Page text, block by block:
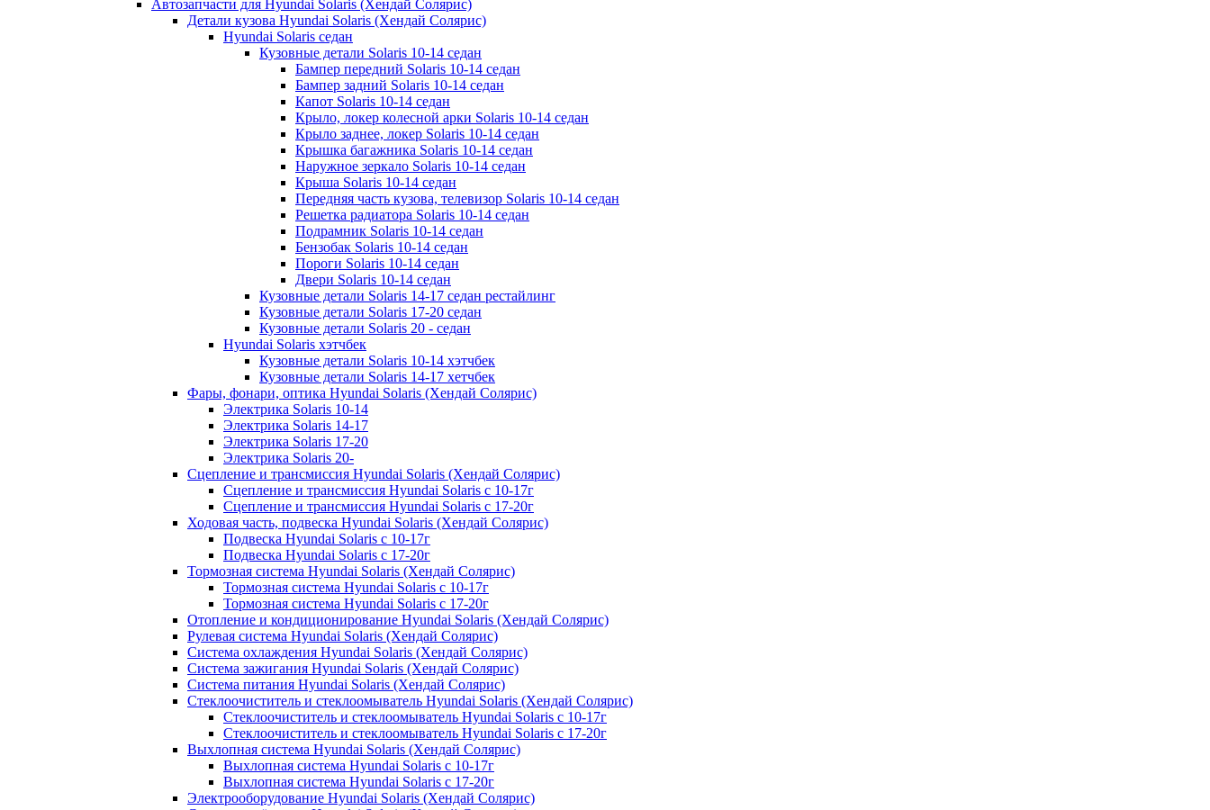
Автозапчасти для Hyundai Solaris (Хендай Солярис)
Детали кузова Hyundai Solaris (Хендай Солярис)
Hyundai Solaris седан
Кузовные детали Solaris 10-14 седан
Бампер передний Solaris 10-14 седан
Бампер задний Solaris 10-14 седан
Капот Solaris 10-14 седан
Крыло, локер колесной арки Solaris 10-14 седан
Крыло заднее, локер Solaris 10-14 седан
Крышка багажника Solaris 10-14 седан
Наружное зеркало Solaris 10-14 седан
Крыша Solaris 10-14 седан
Передняя часть кузова, телевизор Solaris 10-14 седан
Решетка радиатора Solaris 10-14 седан
Подрамник Solaris 10-14 седан
Бензобак Solaris 10-14 седан
Пороги Solaris 10-14 седан
Двери Solaris 10-14 седан
Кузовные детали Solaris 14-17 седан рестайлинг
Кузовные детали Solaris 17-20 седан
Кузовные детали Solaris 20 - седан
Hyundai Solaris хэтчбек
Кузовные детали Solaris 10-14 хэтчбек
Кузовные детали Solaris 14-17 хетчбек
Фары, фонари, оптика Hyundai Solaris (Хендай Солярис)
Электрика Solaris 10-14
Электрика Solaris 14-17
Электрика Solaris 17-20
Электрика Solaris 20-
Сцепление и трансмиссия Hyundai Solaris (Хендай Солярис)
Сцепление и трансмиссия Hyundai Solaris с 10-17г
Сцепление и трансмиссия Hyundai Solaris с 17-20г
Ходовая часть, подвеска Hyundai Solaris (Хендай Солярис)
Подвеска Hyundai Solaris с 10-17г
Подвеска Hyundai Solaris с 17-20г
Тормозная система Hyundai Solaris (Хендай Солярис)
Тормозная система Hyundai Solaris с 10-17г
Тормозная система Hyundai Solaris с 17-20г
Отопление и кондиционирование Hyundai Solaris (Хендай Солярис)
Рулевая система Hyundai Solaris (Хендай Солярис)
Система охлаждения Hyundai Solaris (Хендай Солярис)
Система зажигания Hyundai Solaris (Хендай Солярис)
Система питания Hyundai Solaris (Хендай Солярис)
Стеклоочиститель и стеклоомыватель Hyundai Solaris (Хендай Солярис)
Стеклоочиститель и стеклоомыватель Hyundai Solaris с 10-17г
Стеклоочиститель и стеклоомыватель Hyundai Solaris с 17-20г
Выхлопная система Hyundai Solaris (Хендай Солярис)
Выхлопная система Hyundai Solaris с 10-17г
Выхлопная система Hyundai Solaris с 17-20г
Электрооборудование Hyundai Solaris (Хендай Солярис)